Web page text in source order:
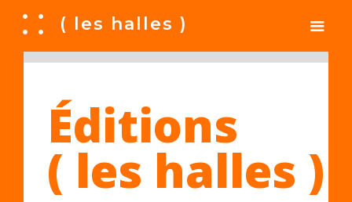
A ( les halles )
Éditions
( les halles )